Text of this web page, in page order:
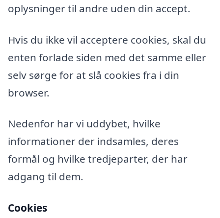
oplysninger til andre uden din accept.
Hvis du ikke vil acceptere cookies, skal du
enten forlade siden med det samme eller
selv sørge for at slå cookies fra i din
browser.
Nedenfor har vi uddybet, hvilke
informationer der indsamles, deres
formål og hvilke tredjeparter, der har
adgang til dem.
Cookies